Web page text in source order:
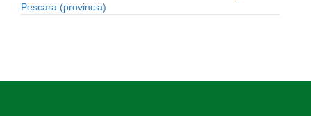
Pescara (provincia)